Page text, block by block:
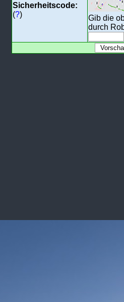
Sicherheitscode:
(?)
Gib die
durch